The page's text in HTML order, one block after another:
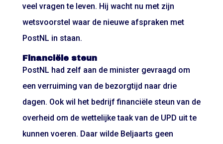
veel vragen te leven. Hij wacht nu met zijn
wetsvoorstel waar de nieuwe afspraken met
PostNL in staan.
Financiële steun
PostNL had zelf aan de minister gevraagd om
een verruiming van de bezorgtijd naar drie
dagen. Ook wil het bedrijf financiële steun van de
overheid om de wettelijke taak van de UPD uit te
kunnen voeren. Daar wilde Beljaarts geen